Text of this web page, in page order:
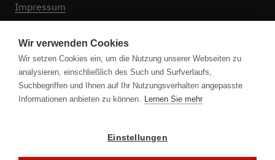
Impressum
Folgen Sie uns
Wir verwenden Cookies
Wir setzen Cookies ein, um die Nutzung unserer Webseiten zu
analysieren, einschließlich des Such und Surfverlaufs,
Suchbegriffen und Ihnen auf Ihr Nutzungsverhalten angepasste
Informationen anbieten zu können. Lernen Sie mehr
Einstellungen